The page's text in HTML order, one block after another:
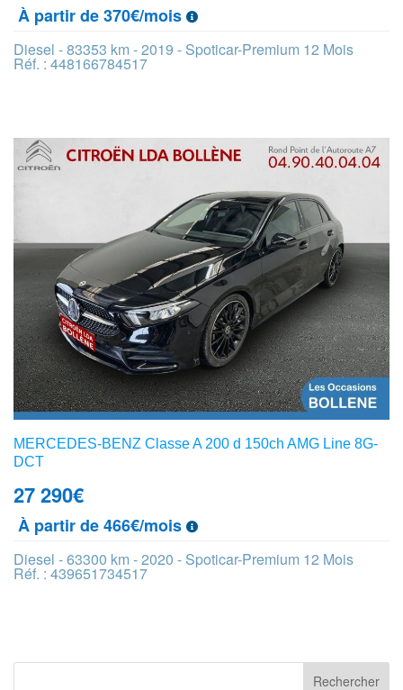
À partir de 370€/mois
Diesel - 83353 km - 2019 - Spoticar-Premium 12 Mois
Réf. : 448166784517
MERCEDES-BENZ Classe A 200 d 150ch AMG Line 8G-
DCT
27 290€
À partir de 466€/mois
Diesel - 63300 km - 2020 - Spoticar-Premium 12 Mois
Réf. : 439651734517